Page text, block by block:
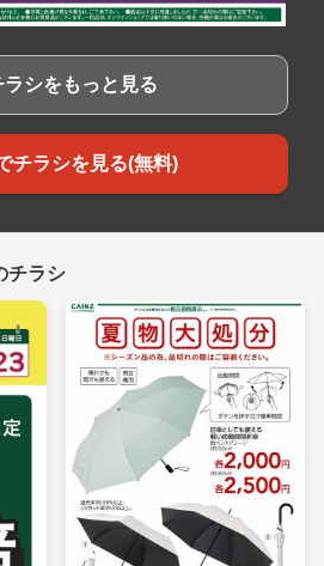
ラシをもっと見る
チラシを見る(無料)
チラシ